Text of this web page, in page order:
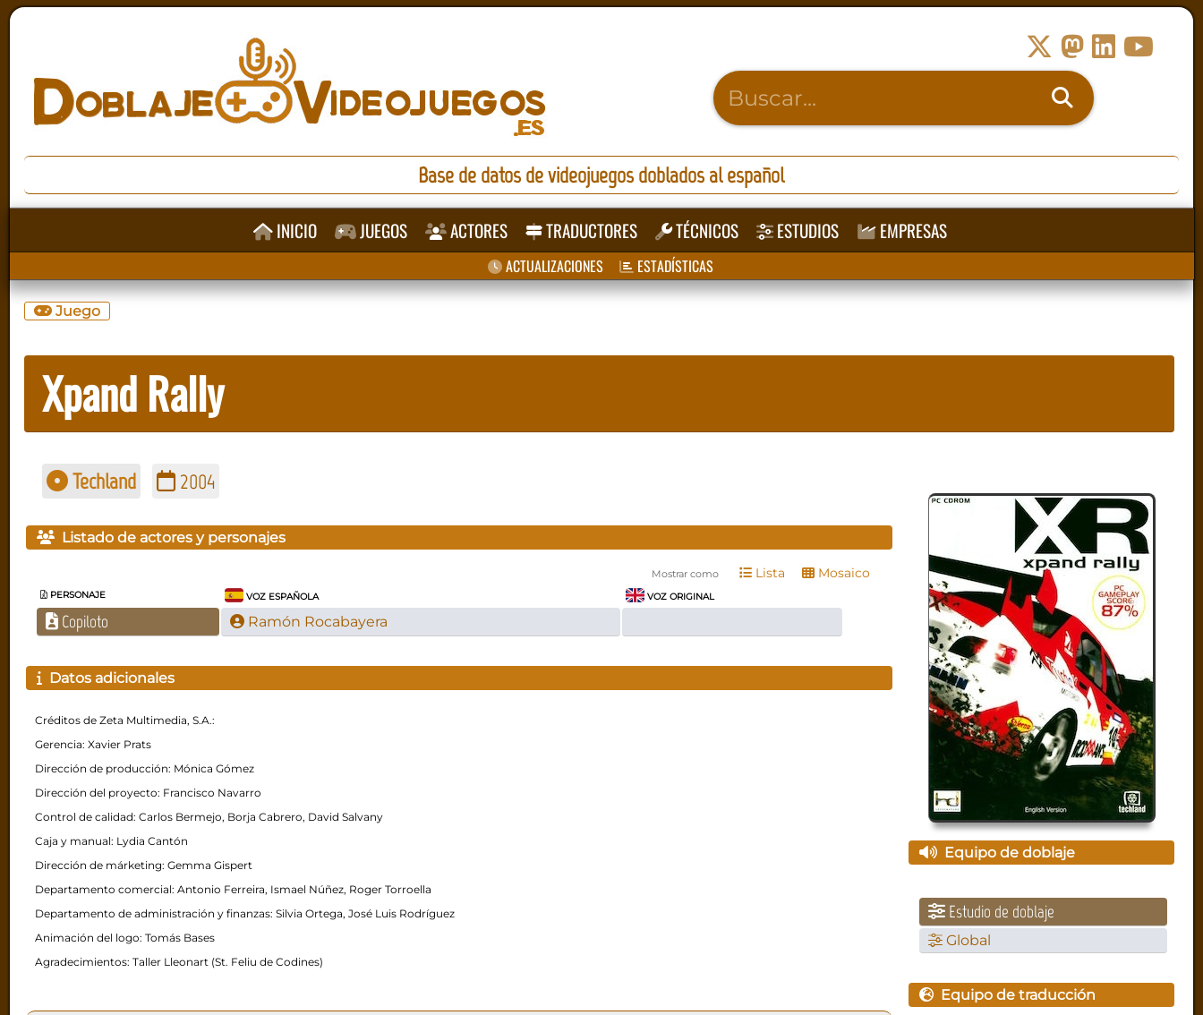
Base de datos de videojuegos doblados al español
INICIO JUEGOS ACTORES TRADUCTORES TÉCNICOS ESTUDIOS EMPRESAS
ACTUALIZACIONES ESTADÍSTICAS
Juego
Xpand Rally
Techland 2004
Listado de actores y personajes
Mostrar como Lista Mosaico
PERSONAJE VOZ ESPAÑOLA VOZ ORIGINAL
Copiloto Ramón Rocabayera
Datos adicionales
Créditos de Zeta Multimedia, S.A.:
Gerencia: Xavier Prats
Dirección de producción: Mónica Gómez
Dirección del proyecto: Francisco Navarro
Control de calidad: Carlos Bermejo, Borja Cabrero, David Salvany
Caja y manual: Lydia Cantón
Dirección de márketing: Gemma Gispert
Departamento comercial: Antonio Ferreira, Ismael Núñez, Roger Torroella
Departamento de administración y finanzas: Silvia Ortega, José Luis Rodríguez
Animación del logo: Tomás Bases
Agradecimientos: Taller Lleonart (St. Feliu de Codines)
Equipo de doblaje
Estudio de doblaje
Global
Equipo de traducción